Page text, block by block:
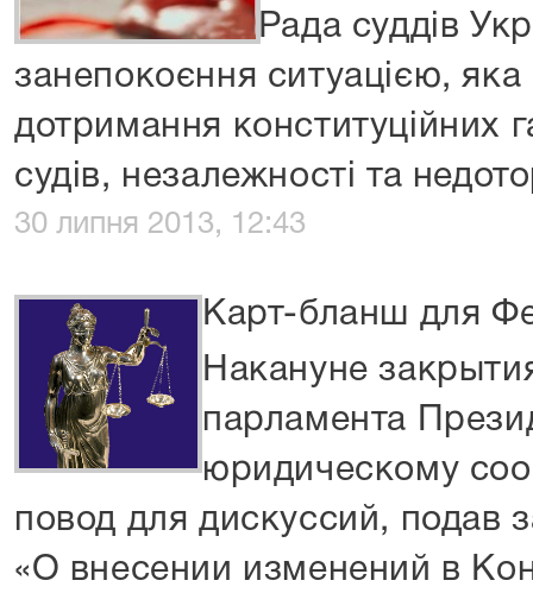
Рада суддів
занепокоєння ситуацією,
дотримання конституційних
судів, незалежності та
30 липня 2013, 12:43
Карт-бланш для
Накануне
парламента
юридическому
повод для дискуссий, подав
«О внесении изменений в